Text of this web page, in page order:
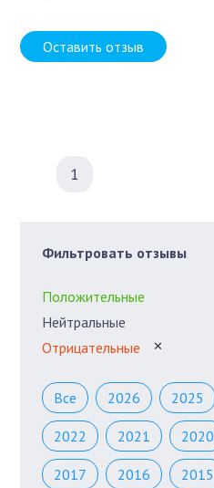
Оставить отзыв
1
Фильтровать отзывы
Положительные
Нейтральные
Отрицательные
✕
Все 2026 2025
2022 2021 2020
2017 2016 2015